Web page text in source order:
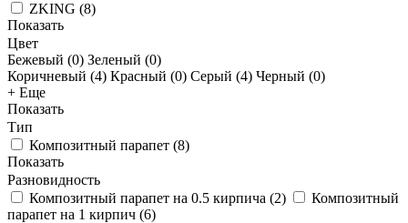
ZKING (8)
Показать
Цвет
Бежевый (0) Зеленый (0)
Коричневый (4) Красный (0) Серый (4) Черный (0)
+ Еще
Показать
Тип
Композитный парапет (8)
Показать
Разновидность
Композитный парапет на 0.5 кирпича (2)
Композитный
парапет на 1 кирпич (6)